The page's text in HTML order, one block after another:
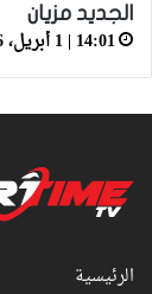
الجديد مزيان
14:01 | 1 أبريل، 2026
الرئيسية